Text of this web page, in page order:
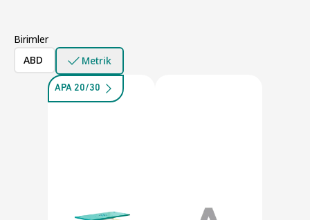
Birimler
ABD
Metrik
APA 20/30